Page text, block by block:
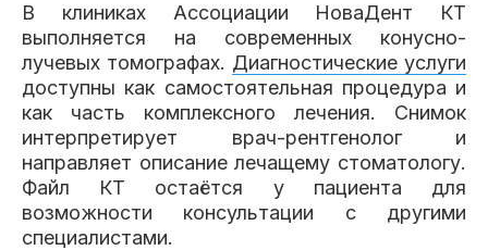
В клиниках Ассоциации НоваДент КТ
выполняется на современных конусно-
лучевых томографах. Диагностические услуги
доступны как самостоятельная процедура и
как часть комплексного лечения. Снимок
интерпретирует врач-рентгенолог и
направляет описание лечащему стоматологу.
Файл КТ остаётся у пациента для
возможности консультации с другими
специалистами.